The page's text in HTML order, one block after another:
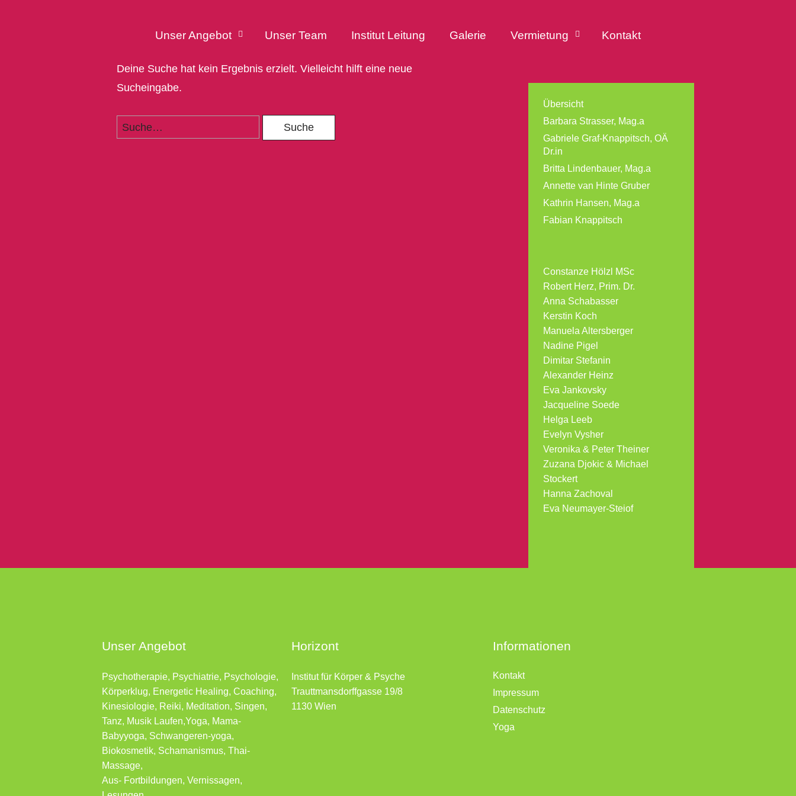
Unser Angebot Unser Team Institut Leitung Galerie Vermietung Kontakt
Deine Suche hat kein Ergebnis erzielt. Vielleicht hilft eine neue
Sucheingabe.
Übersicht
Barbara Strasser, Mag.a
Gabriele Graf-Knappitsch, OÄ
Dr.in
Britta Lindenbauer, Mag.a
Annette van Hinte Gruber
Kathrin Hansen, Mag.a
Fabian Knappitsch
Constanze Hölzl MSc
Robert Herz, Prim. Dr.
Anna Schabasser
Kerstin Koch
Manuela Altersberger
Nadine Pigel
Dimitar Stefanin
Alexander Heinz
Eva Jankovsky
Jacqueline Soede
Helga Leeb
Evelyn Vysher
Veronika & Peter Theiner
Zuzana Djokic & Michael
Stockert
Hanna Zachoval
Eva Neumayer-Steiof
Unser Angebot
Psychotherapie, Psychiatrie, Psychologie,
Körperklug, Energetic Healing, Coaching,
Kinesiologie, Reiki, Meditation, Singen,
Tanz, Musik Laufen,Yoga, Mama-
Babyyoga, Schwangeren-yoga,
Biokosmetik, Schamanismus, Thai-
Massage,
Aus- Fortbildungen, Vernissagen,
Horizont
Institut für Körper & Psyche
Trauttmansdorffgasse 19/8
1130 Wien
Informationen
Kontakt
Impressum
Datenschutz
Yoga